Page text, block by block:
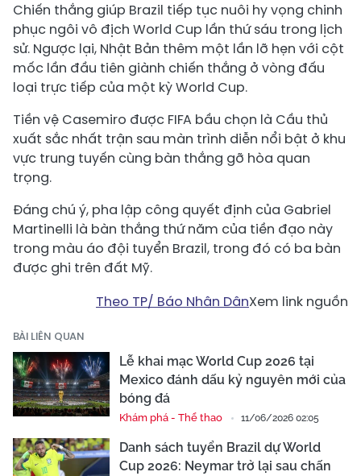
Chiến thắng giúp Brazil tiếp tục nuôi hy vọng chinh
phục ngôi vô địch World Cup lần thứ sáu trong lịch
sử. Ngược lại, Nhật Bản thêm một lần lỡ hẹn với cột
mốc lần đầu tiên giành chiến thắng ở vòng đấu
loại trực tiếp của một kỳ World Cup.
Tiền vệ Casemiro được FIFA bầu chọn là Cầu thủ
xuất sắc nhất trận sau màn trình diễn nổi bật ở khu
vực trung tuyến cùng bàn thắng gỡ hòa quan
trọng.
Đáng chú ý, pha lập công quyết định của Gabriel
Martinelli là bàn thắng thứ năm của tiền đạo này
trong màu áo đội tuyển Brazil, trong đó có ba bàn
được ghi trên đất Mỹ.
Theo TP/ Báo Nhân DânXem link nguồn
BÀI LIÊN QUAN
Lễ khai mạc World Cup 2026 tại
Mexico đánh dấu kỷ nguyên mới của
bóng đá
Khám phá - Thể thao 11/06/2026 02:05
Danh sách tuyển Brazil dự World
Cup 2026: Neymar trở lại sau chấn